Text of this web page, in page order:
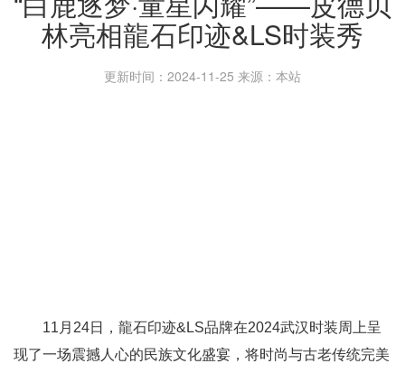
林亮相龍石印迹&LS时装秀
更新时间：2024-11-25 来源：本站
11月24日，龍石印迹&LS品牌在2024武汉时装周上呈
现了一场震撼人心的民族文化盛宴，将时尚与古老传统完美